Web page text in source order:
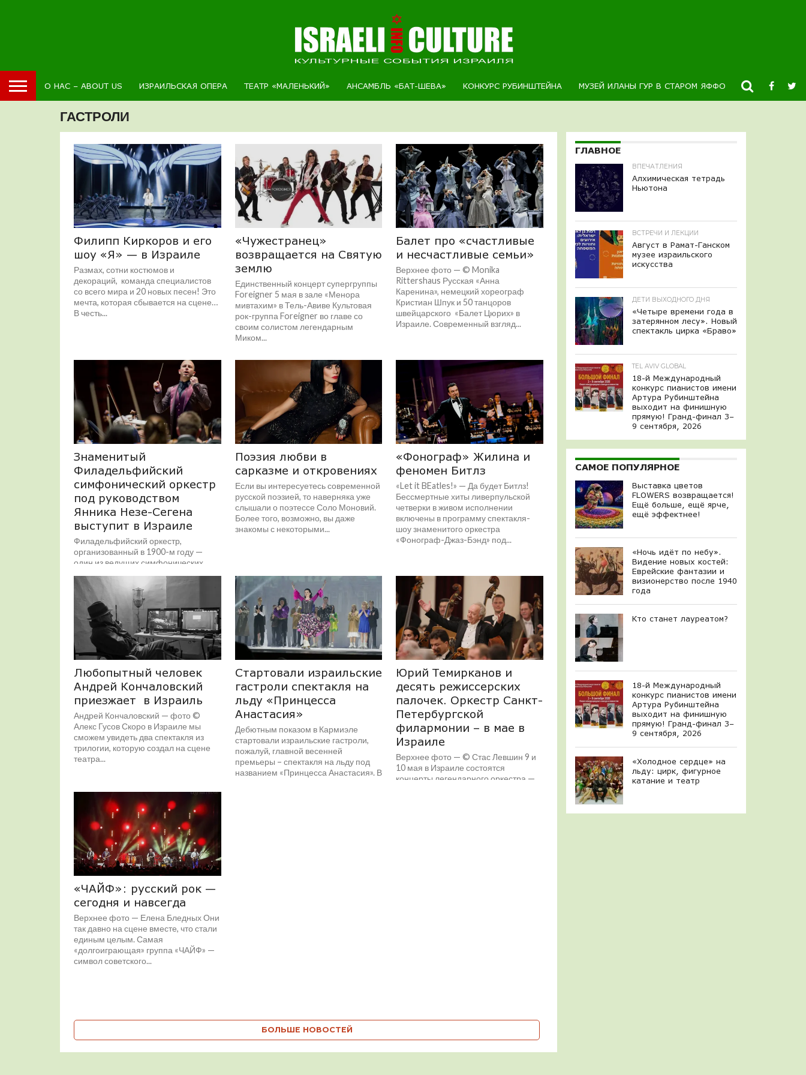
О НАС – ABOUT US ИЗРАИЛЬСКАЯ ОПЕРА ТЕАТР «МАЛЕНЬКИЙ» АНСАМБЛЬ «БАТ-ШЕВА» КОНКУРС РУБИНШТЕЙНА МУЗЕЙ ИЛАНЫ ГУР В СТАРОМ ЯФФО НОВОСТИ
ГАСТРОЛИ
Филипп Киркоров и его
шоу «Я» — в Израиле
Размах, сотни костюмов и
декораций, команда специалистов
со всего мира и 20 новых песен! Это
мечта, которая сбывается на сцене…
В честь...
«Чужестранец»
возвращается на Святую
землю
Единственный концерт супергруппы
Foreigner 5 мая в зале «Менора
мивтахим» в Тель-Авиве Культовая
рок-группа Foreigner во главе со
своим солистом легендарным
Миком...
Балет про «счастливые
и несчастливые семьи»
Верхнее фото — © Monika
Rittershaus Русская «Анна
Каренина», немецкий хореограф
Кристиан Шпук и 50 танцоров
швейцарского «Балет Цюрих» в
Израиле. Современный взгляд...
Знаменитый
Филадельфийский
симфонический оркестр
под руководством
Янника Незе-Сегена
выступит в Израиле
Филадельфийский оркестр,
организованный в 1900-м году —
один из ведущих симфонических
американских музыкальных критиков,
он входит в «Большую...
Поэзия любви в
сарказме и откровениях
Если вы интересуетесь современной
русской поэзией, то наверняка уже
слышали о поэтессе Соло Моновий.
Более того, возможно, вы даже
знакомы с некоторыми...
«Фонограф» Жилина и
феномен Битлз
«Let it BEatles!» — Да будет Битлз!
Бессмертные хиты ливерпульской
четверки в живом исполнении
включены в программу спектакля-
шоу знаменитого оркестра
«Фонограф-Джаз-Бэнд» под...
Любопытный человек
Андрей Кончаловский
приезжает в Израиль
Андрей Кончаловский — фото ©
Алекс Гусов Скоро в Израиле мы
сможем увидеть два спектакля из
трилогии, которую создал на сцене
театра...
Стартовали израильские
гастроли спектакля на
льду «Принцесса
Анастасия»
Дебютным показом в Кармиэле
стартовали израильские гастроли,
пожалуй, главной весенней
премьеры – спектакля на льду под
названием «Принцесса Анастасия». В
Юрий Темирканов и
десять режиссерских
палочек. Оркестр Санкт-
Петербургской
филармонии – в мае в
Израиле
Верхнее фото — © Стас Левшин 9 и
10 мая в Израиле состоятся
концерты легендарного оркестра —
«ЧАЙФ»: русский рок —
сегодня и навсегда
Верхнее фото — Елена Бледных Они
так давно на сцене вместе, что стали
единым целым. Самая
«долгоиграющая» группа «ЧАЙФ» —
символ советского...
БОЛЬШЕ НОВОСТЕЙ
ГЛАВНОЕ
ВПЕЧАТЛЕНИЯ
Алхимическая тетрадь
Ньютона
ВСТРЕЧИ И ЛЕКЦИИ
Август в Рамат-Ганском
музее израильского
искусства
ДЕТИ ВЫХОДНОГО ДНЯ
«Четыре времени года в
затерянном лесу». Новый
спектакль цирка «Браво»
TEL AVIV GLOBAL
18-й Международный
конкурс пианистов имени
Артура Рубинштейна
выходит на финишную
прямую! Гранд-финал 3–
9 сентября, 2026
САМОЕ ПОПУЛЯРНОЕ
Выставка цветов
FLOWERS возвращается!
Ещё больше, ещё ярче,
ещё эффектнее!
«Ночь идёт по небу».
Видение новых костей:
Еврейские фантазии и
визионерство после 1940
года
Кто станет лауреатом?
18-й Международный
конкурс пианистов имени
Артура Рубинштейна
выходит на финишную
прямую! Гранд-финал 3–
9 сентября, 2026
«Холодное сердце» на
льду: цирк, фигурное
катание и театр